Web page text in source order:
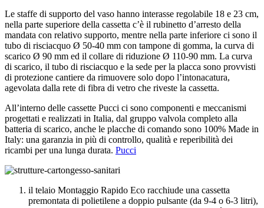
Le staffe di supporto del vaso hanno interasse regolabile 18 e 23 cm,
nella parte superiore della cassetta c’è il rubinetto d’arresto della
mandata con relativo supporto, mentre nella parte inferiore ci sono il
tubo di risciacquo Ø 50-40 mm con tampone di gomma, la curva di
scarico Ø 90 mm ed il collare di riduzione Ø 110-90 mm. La curva
di scarico, il tubo di risciacquo e la sede per la placca sono provvisti
di protezione cantiere da rimuovere solo dopo l’intonacatura,
agevolata dalla rete di fibra di vetro che riveste la cassetta.
All’interno delle cassette Pucci ci sono componenti e meccanismi
progettati e realizzati in Italia, dal gruppo valvola completo alla
batteria di scarico, anche le placche di comando sono 100% Made in
Italy: una garanzia in più di controllo, qualità e reperibilità dei
ricambi per una lunga durata. Pucci
il telaio Montaggio Rapido Eco racchiude una cassetta
premontata di polietilene a doppio pulsante (da 9-4 o 6-3 litri),